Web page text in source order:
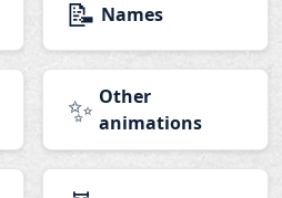
📝 Names
✨ Other
animations